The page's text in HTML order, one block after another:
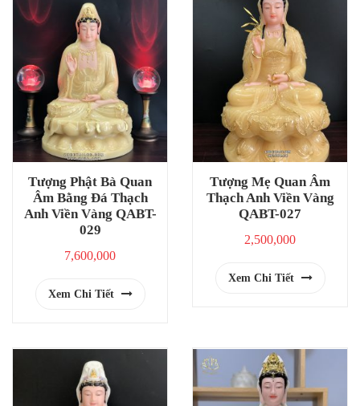
Tượng Phật Bà Quan
Âm Bằng Đá Thạch
Anh Viền Vàng QABT-
029
7,600,000
Xem Chi Tiết
Tượng Mẹ Quan Âm
Thạch Anh Viền Vàng
QABT-027
2,500,000
Xem Chi Tiết